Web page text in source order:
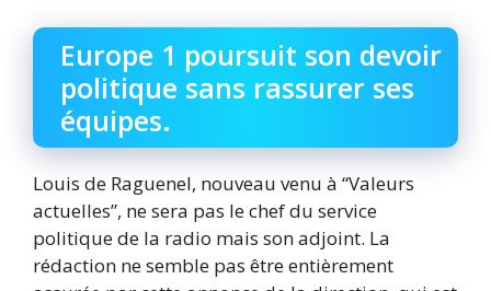
Europe 1 poursuit son devoir
politique sans rassurer ses
équipes.
Louis de Raguenel, nouveau venu à “Valeurs
actuelles”, ne sera pas le chef du service
politique de la radio mais son adjoint. La
rédaction ne semble pas être entièrement